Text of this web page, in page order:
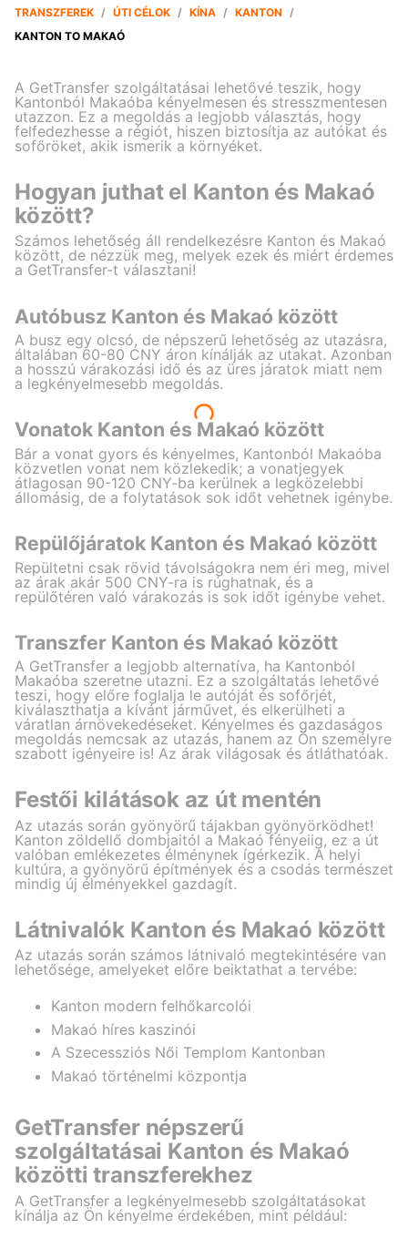
TRANSZFEREK / ÚTI CÉLOK / KÍNA / KANTON /
KANTON TO MAKAÓ
A GetTransfer szolgáltatásai lehetővé teszik, hogy
Kantonból Makaóba kényelmesen és stresszmentesen
utazzon. Ez a megoldás a legjobb választás, hogy
felfedezhesse a régiót, hiszen biztosítja az autókat és
sofőröket, akik ismerik a környéket.
Hogyan juthat el Kanton és Makaó
között?
Számos lehetőség áll rendelkezésre Kanton és Makaó
között, de nézzük meg, melyek ezek és miért érdemes
a GetTransfer-t választani!
Autóbusz Kanton és Makaó között
A busz egy olcsó, de népszerű lehetőség az utazásra,
általában 60-80 CNY áron kínálják az utakat. Azonban
a hosszú várakozási idő és az üres járatok miatt nem
a legkényelmesebb megoldás.
Vonatok Kanton és Makaó között
Bár a vonat gyors és kényelmes, Kantonból Makaóba
közvetlen vonat nem közlekedik; a vonatjegyek
átlagosan 90-120 CNY-ba kerülnek a legközelebbi
állomásig, de a folytatások sok időt vehetnek igénybe.
Repülőjáratok Kanton és Makaó között
Repültetni csak rövid távolságokra nem éri meg, mivel
az árak akár 500 CNY-ra is rúghatnak, és a
repülőtéren való várakozás is sok időt igénybe vehet.
Transzfer Kanton és Makaó között
A GetTransfer a legjobb alternatíva, ha Kantonból
Makaóba szeretne utazni. Ez a szolgáltatás lehetővé
teszi, hogy előre foglalja le autóját és sofőrjét,
kiválaszthatja a kívánt járművet, és elkerülheti a
váratlan árnövekedéseket. Kényelmes és gazdaságos
megoldás nemcsak az utazás, hanem az Ön személyre
szabott igényeire is! Az árak világosak és átláthatóak.
Festői kilátások az út mentén
Az utazás során gyönyörű tájakban gyönyörködhet!
Kanton zöldellő dombjaitól a Makaó fényeiig, ez a út
valóban emlékezetes élménynek ígérkezik. A helyi
kultúra, a gyönyörű építmények és a csodás természet
mindig új élményekkel gazdagít.
Látnivalók Kanton és Makaó között
Az utazás során számos látnivaló megtekintésére van
lehetősége, amelyeket előre beiktathat a tervébe:
Kanton modern felhőkarcolói
Makaó híres kaszinói
A Szecessziós Női Templom Kantonban
Makaó történelmi központja
GetTransfer népszerű
szolgáltatásai Kanton és Makaó
közötti transzferekhez
A GetTransfer a legkényelmesebb szolgáltatásokat
kínálja az Ön kényelme érdekében, mint például: